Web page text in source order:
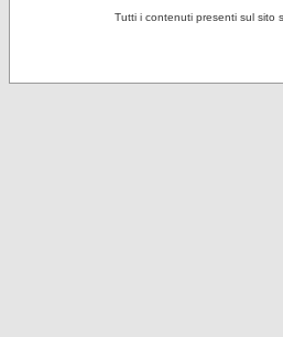
Tutti i contenuti presenti sul sito